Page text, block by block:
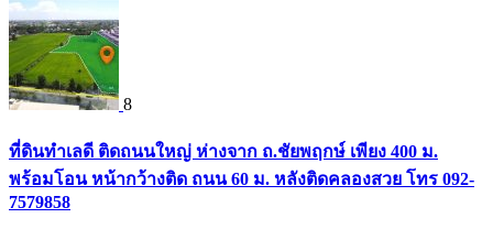
8
ที่ดินทำเลดี ติดถนนใหญ่ ห่างจาก ถ.ชัยพฤกษ์ เพียง 400 ม.
พร้อมโอน หน้ากว้างติด ถนน 60 ม. หลังติดคลองสวย โทร 092-
7579858